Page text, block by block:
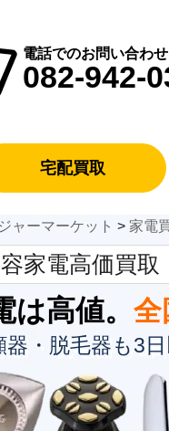
電話でのお問い合わ
082-942-
宅配買取
ャーマーケット > 家電
家電高価買取
は高値。 全
器・脱毛器も3